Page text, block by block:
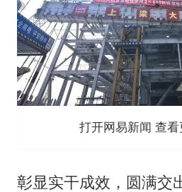
打开网易新闻 查
彰显实干成效，圆满交